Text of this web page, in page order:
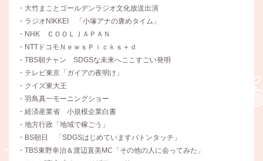
・大竹まことゴールデンラジオ文化放送出演
・ラジオNIKKEI 「小塚アナの褒めタイム」
・NHK ＣＯＯＬＪＡＰＡＮ
・NTTドコモＮｅｗｓＰｉｃｋｓ＋ｄ
・TBS朝チャン SDGSな未来へここすごい発明
・テレビ東京「ガイアの夜明け」
・クイズ東大王
・羽鳥真一モーニングショー
・経済産業省 小規模企業白書
・地方行政「地域で稼ごう」
・BS朝日 「SDGSはじめていますバトンタッチ」
・TBS東野幸治＆渡辺直美MC「その他の人に会ってみた」